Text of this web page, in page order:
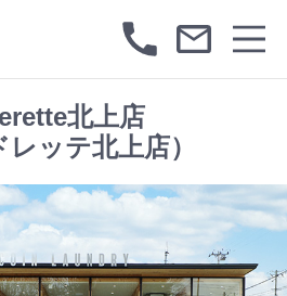
北上店
レッテ北上店）